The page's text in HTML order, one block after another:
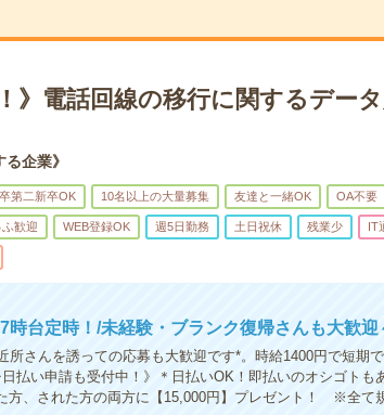
》電話回線の移行に関するデー
企業》
第二新卒OK 10名以上の大量募集 友達と一緒OK OA不要
ふ歓迎 WEB登録OK 週5日勤務 土日祝休 残業少 IT
台定時！/未経験・ブランク復帰さんも大歓迎
さんを誘っての応募も大歓迎です*。時給1400円で短期
払い申請も受付中！》＊日払いOK！即払いのオシゴト
、された方の両方に【15,000円】プレゼント！ ※全て